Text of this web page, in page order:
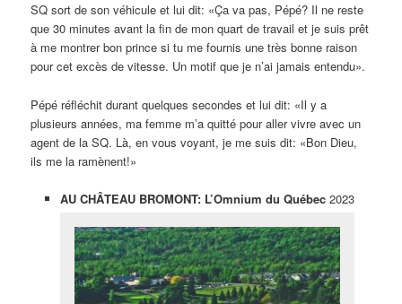
SQ sort de son véhicule et lui dit: «Ça va pas, Pépé? Il ne reste
que 30 minutes avant la fin de mon quart de travail et je suis prêt
à me montrer bon prince si tu me fournis une très bonne raison
pour cet excès de vitesse. Un motif que je n’ai jamais entendu».
Pépé réfléchit durant quelques secondes et lui dit: «Il y a
plusieurs années, ma femme m’a quitté pour aller vivre avec un
agent de la SQ. Là, en vous voyant, je me suis dit: «Bon Dieu,
ils me la ramènent!»
AU CHÂTEAU BROMONT: L’Omnium du Québec2023